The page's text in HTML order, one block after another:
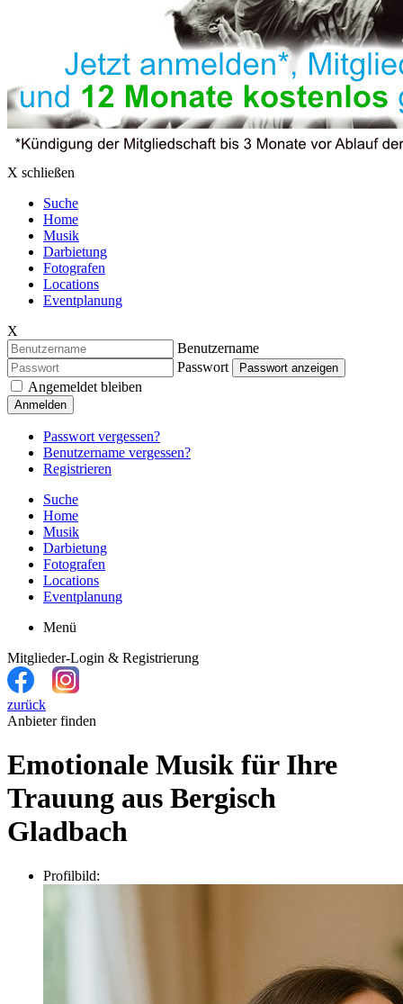
X schließen
Suche
Home
Musik
Darbietung
Fotografen
Locations
Eventplanung
X
Benutzername
Passwort
Passwort anzeigen
Angemeldet bleiben
Anmelden
Passwort vergessen?
Benutzername vergessen?
Registrieren
Suche
Home
Musik
Darbietung
Fotografen
Locations
Eventplanung
Menü
Mitglieder-Login & Registrierung
zurück
Anbieter finden
Emotionale Musik für Ihre
Trauung aus Bergisch
Gladbach
Profilbild: